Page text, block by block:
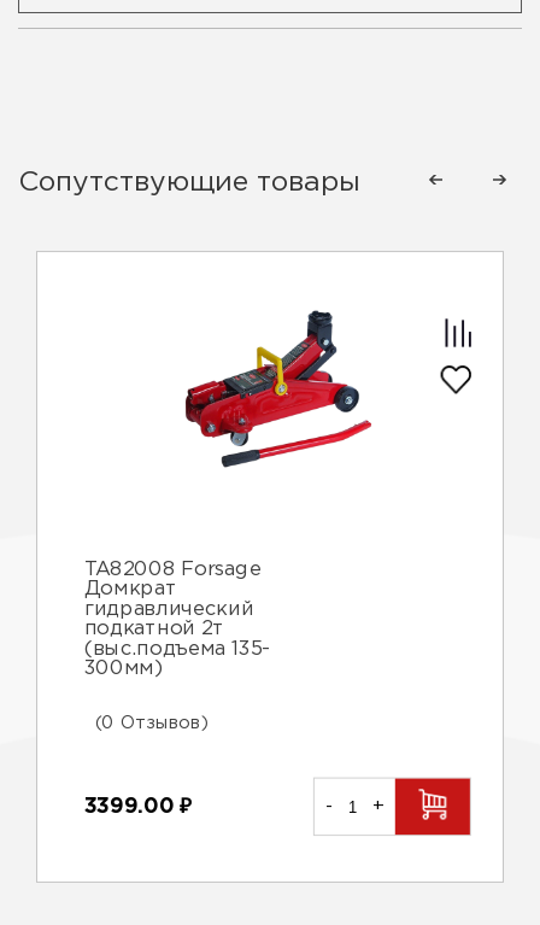
Сопутствующие товары
TA82008 Forsage
Домкрат
гидравлический
подкатной 2т
(выс.подъема 135-
300мм)
(0 Отзывов)
3399.00₽ - +